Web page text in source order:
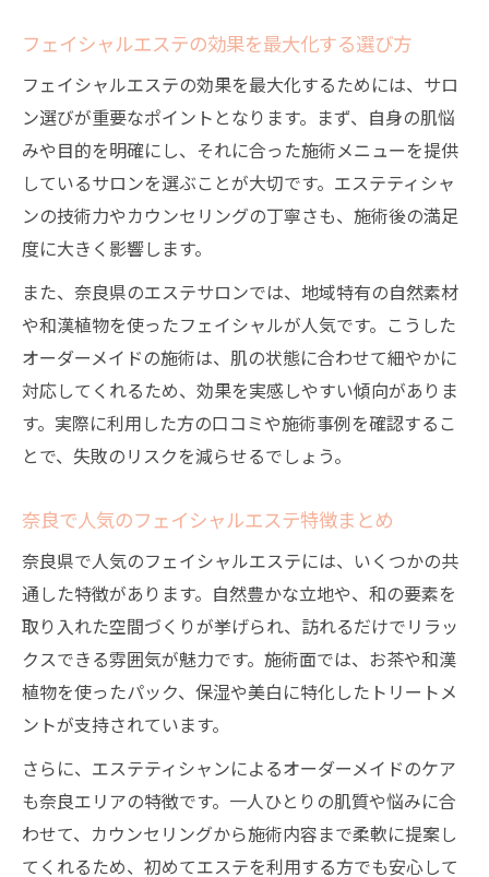
フェイシャルエステの効果を最大化する選び方
フェイシャルエステの効果を最大化するためには、サロ
ン選びが重要なポイントとなります。まず、自身の肌悩
みや目的を明確にし、それに合った施術メニューを提供
しているサロンを選ぶことが大切です。エステティシャ
ンの技術力やカウンセリングの丁寧さも、施術後の満足
度に大きく影響します。
また、奈良県のエステサロンでは、地域特有の自然素材
や和漢植物を使ったフェイシャルが人気です。こうした
オーダーメイドの施術は、肌の状態に合わせて細やかに
対応してくれるため、効果を実感しやすい傾向がありま
す。実際に利用した方の口コミや施術事例を確認するこ
とで、失敗のリスクを減らせるでしょう。
奈良で人気のフェイシャルエステ特徴まとめ
奈良県で人気のフェイシャルエステには、いくつかの共
通した特徴があります。自然豊かな立地や、和の要素を
取り入れた空間づくりが挙げられ、訪れるだけでリラッ
クスできる雰囲気が魅力です。施術面では、お茶や和漢
植物を使ったパック、保湿や美白に特化したトリートメ
ントが支持されています。
さらに、エステティシャンによるオーダーメイドのケア
も奈良エリアの特徴です。一人ひとりの肌質や悩みに合
わせて、カウンセリングから施術内容まで柔軟に提案し
てくれるため、初めてエステを利用する方でも安心して